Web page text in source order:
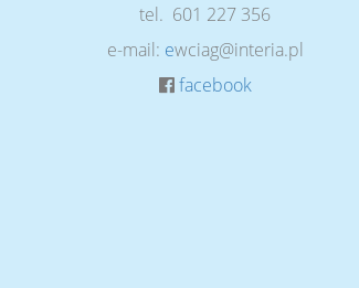
tel. 601 227 356
e-mail: ewciag@interia.pl
facebook